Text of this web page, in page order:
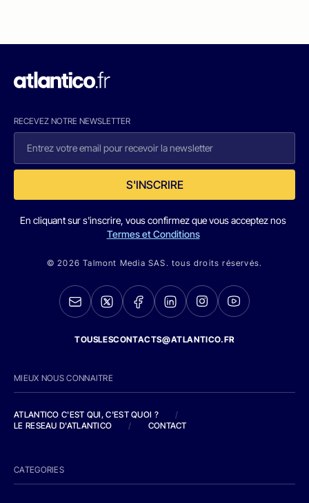
RECEVEZ NOTRE NEWSLETTER
S'INSCRIRE
En cliquant sur s'inscrire, vous confirmez que vous acceptez nos
Termes et Conditions
© 2026 Talmont Media SAS. tous droits réservés.
TOUSLESCONTACTS@ATLANTICO.FR
MIEUX NOUS CONNAITRE
ATLANTICO C'EST QUI, C'EST QUOI ?
/
LE RESEAU D'ATLANTICO
/ CONTACT
CATEGORIES